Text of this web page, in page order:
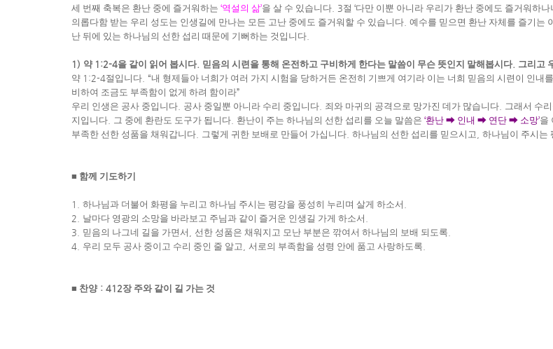
세 번째 축복은 환난 중에 즐거워하는 ‘역설의 삶’을 살 수 있습니다 . 3절 ‘다만 이뿐 아니라 우리가 환난 중에도 즐거워하나
의롭다함 받는 우리 성도는 인생길에 만나는 모든 고난 중에도 즐거워할 수 있습니다 예수를 믿으면 환난 자체를 즐기는
난 뒤에 있는 하나님의 선한 섭리 때문에 기뻐하는 것입니다
1) 약 1:2-4을 같이 읽어 봅시다. 믿음의 시련을 통해 온전하고 구비하게 한다는 말씀이 무슨 뜻인지 말해봅시다. 그리고
약 1:2-4절입니다 . “내 형제들아 너희가 여러 가지 시험을 당하거든 온전히 기쁘게 여기라 이는 너희 믿음의 시련이 인
비하여 조금도 부족함이 없게 하려 함이라”
우리 인생은 공사 중입니다 공사 중일뿐 아니라 수리 중입니다 죄와 마귀의 공격으로 망가진 데가 많습니다 그래서 수
지입니다 그 중에 환란도 도구가 됩니다 환난이 주는 하나님의 선한 섭리를 오늘 말씀은 ‘환난 ➡ 인내 ➡ 연단 ➡ 소망’을
부족한 선한 성품을 채워갑니다 그렇게 귀한 보배로 만들어 가십니다 하나님의 선한 섭리를 믿으시고 하나님이 주시는
■ 함께 기도하기
1. 하나님과 더불어 화평을 누리고 하나님 주시는 평강을 풍성히 누리며 살게 하소서
2. 날마다 영광의 소망을 바라보고 주님과 같이 즐거운 인생길 가게 하소서
3. 믿음의 나그네 길을 가면서 선한 성품은 채워지고 모난 부분은 깎여서 하나님의 보배 되도록
4. 우리 모두 공사 중이고 수리 중인 줄 알고 서로의 부족함을 성령 안에 품고 사랑하도록
■ 찬양 : 412장 주와 같이 길 가는 것